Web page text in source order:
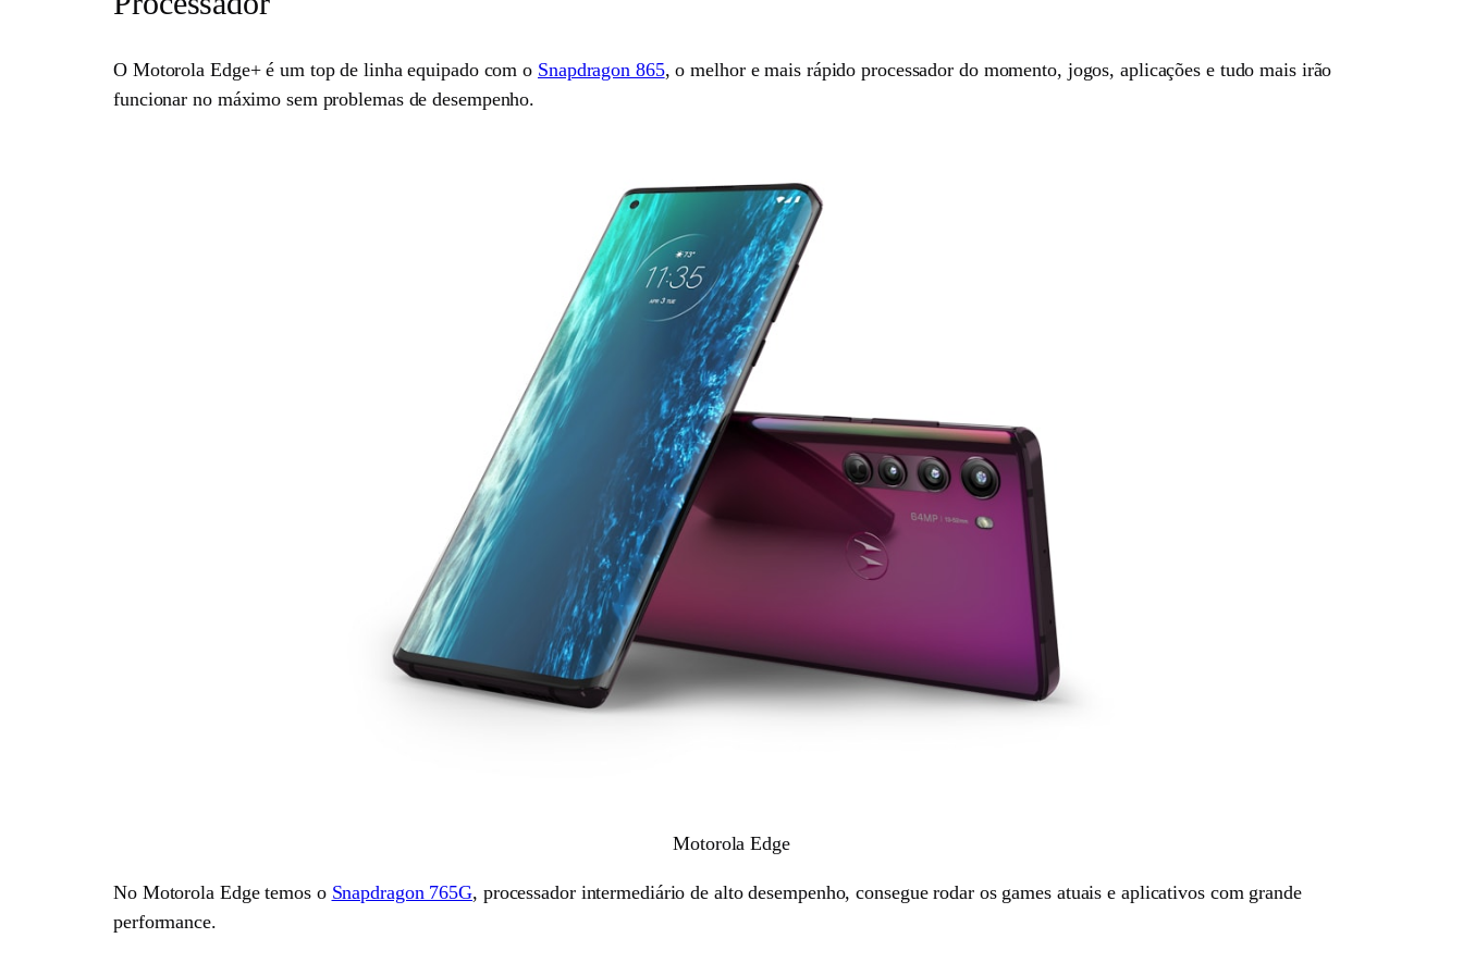
O Motorola Edge+ é um top de linha equipado com o Snapdragon 865, o melhor e mais rápido processador do momento, jogos, aplicações e tudo mais irão
funcionar no máximo sem problemas de desempenho.
Motorola Edge
No Motorola Edge temos o Snapdragon 765G, processador intermediário de alto desempenho, consegue rodar os games atuais e aplicativos com grande
performance.